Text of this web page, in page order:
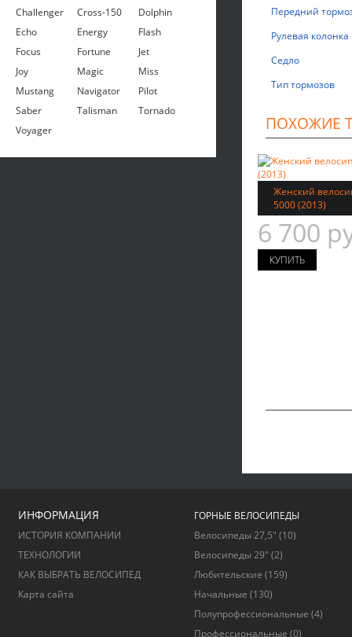
Challenger
Cross-150
Dolphin
Echo
Energy
Flash
Focus
Fortune
Jet
Joy
Magic
Miss
Mustang
Navigator
Pilot
Saber
Talisman
Tornado
Voyager
Передний
Рулевая колонка
Седло
Тип тормозов
ПОХОЖИЕ
Женский
5000 (2013)
6 700
ИНФОРМАЦИЯ
ИСТОРИЯ КОМПАНИИ
ТЕХНОЛОГИИ
КАК ВЫБРАТЬ ВЕЛОСИПЕД
Карта сайта
ГОРНЫЕ ВЕЛОСИПЕДЫ
Велосипеды 27,5" (10)
Велосипеды 29" (2)
Любительские (159)
Начальные (130)
Полупрофессиональные (4)
Профессиональные (0)